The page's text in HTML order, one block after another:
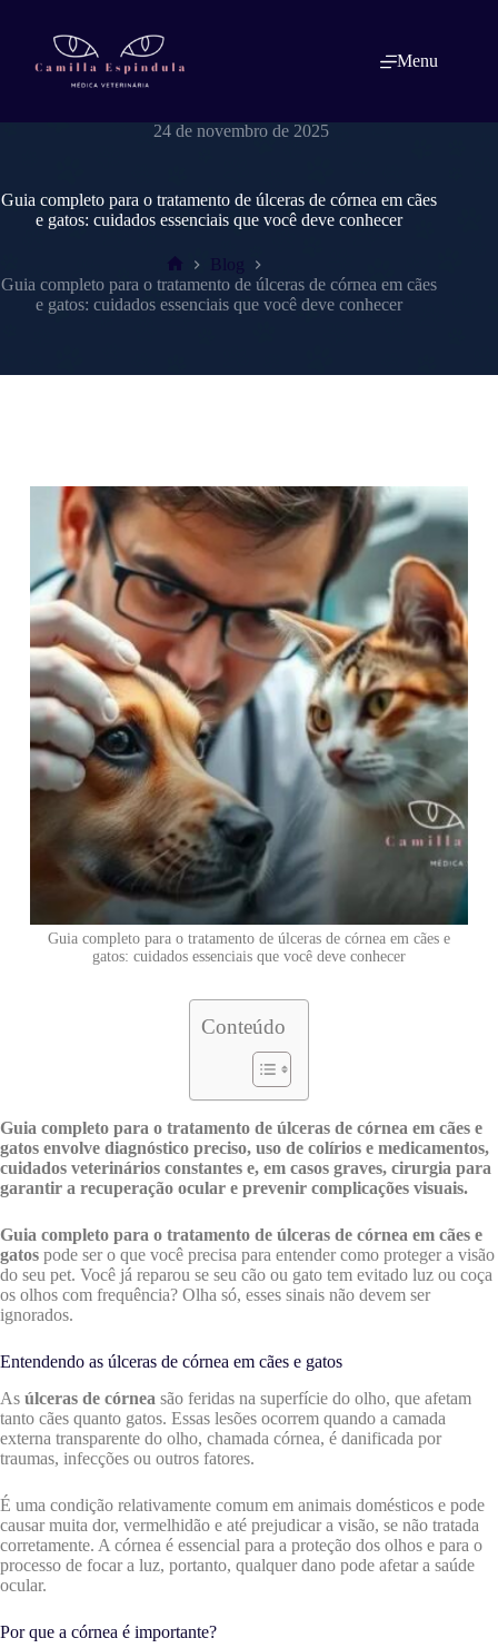
conteúdo
Menu
24 de novembro de 2025
Guia completo para o tratamento de úlceras de córnea em cães
e gatos: cuidados essenciais que você deve conhecer
Home
Blog
Guia completo para o tratamento de úlceras de córnea em cães
e gatos: cuidados essenciais que você deve conhecer
Guia completo para o tratamento de úlceras de córnea em cães e
gatos: cuidados essenciais que você deve conhecer
Conteúdo
Guia completo para o tratamento de úlceras de córnea em cães e
gatos envolve diagnóstico preciso, uso de colírios e medicamentos,
cuidados veterinários constantes e, em casos graves, cirurgia para
garantir a recuperação ocular e prevenir complicações visuais.
Guia completo para o tratamento de úlceras de córnea em cães e
gatos pode ser o que você precisa para entender como proteger a visão
do seu pet. Você já reparou se seu cão ou gato tem evitado luz ou coça
os olhos com frequência? Olha só, esses sinais não devem ser
ignorados.
Entendendo as úlceras de córnea em cães e gatos
As úlceras de córnea são feridas na superfície do olho, que afetam
tanto cães quanto gatos. Essas lesões ocorrem quando a camada
externa transparente do olho, chamada córnea, é danificada por
traumas, infecções ou outros fatores.
É uma condição relativamente comum em animais domésticos e pode
causar muita dor, vermelhidão e até prejudicar a visão, se não tratada
corretamente. A córnea é essencial para a proteção dos olhos e para o
processo de focar a luz, portanto, qualquer dano pode afetar a saúde
ocular.
Por que a córnea é importante?